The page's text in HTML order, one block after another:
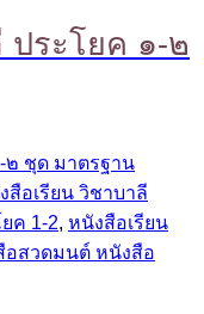
ประโยค ๑-๒
สือเรียน วิชาบาลี
ค 1-2, หนังสือเรียน
สวดมนต์ หนังสือ